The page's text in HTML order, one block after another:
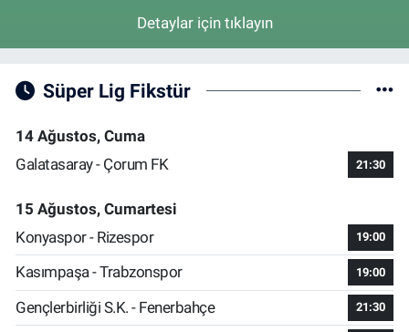
Detaylar için tıklayın
Süper Lig Fikstür
14 Ağustos, Cuma
Galatasaray - Çorum FK
21:30
15 Ağustos, Cumartesi
Konyaspor - Rizespor
19:00
Kasımpaşa - Trabzonspor 19:00
Gençlerbirliği S.K. - Fenerbahçe 21:30